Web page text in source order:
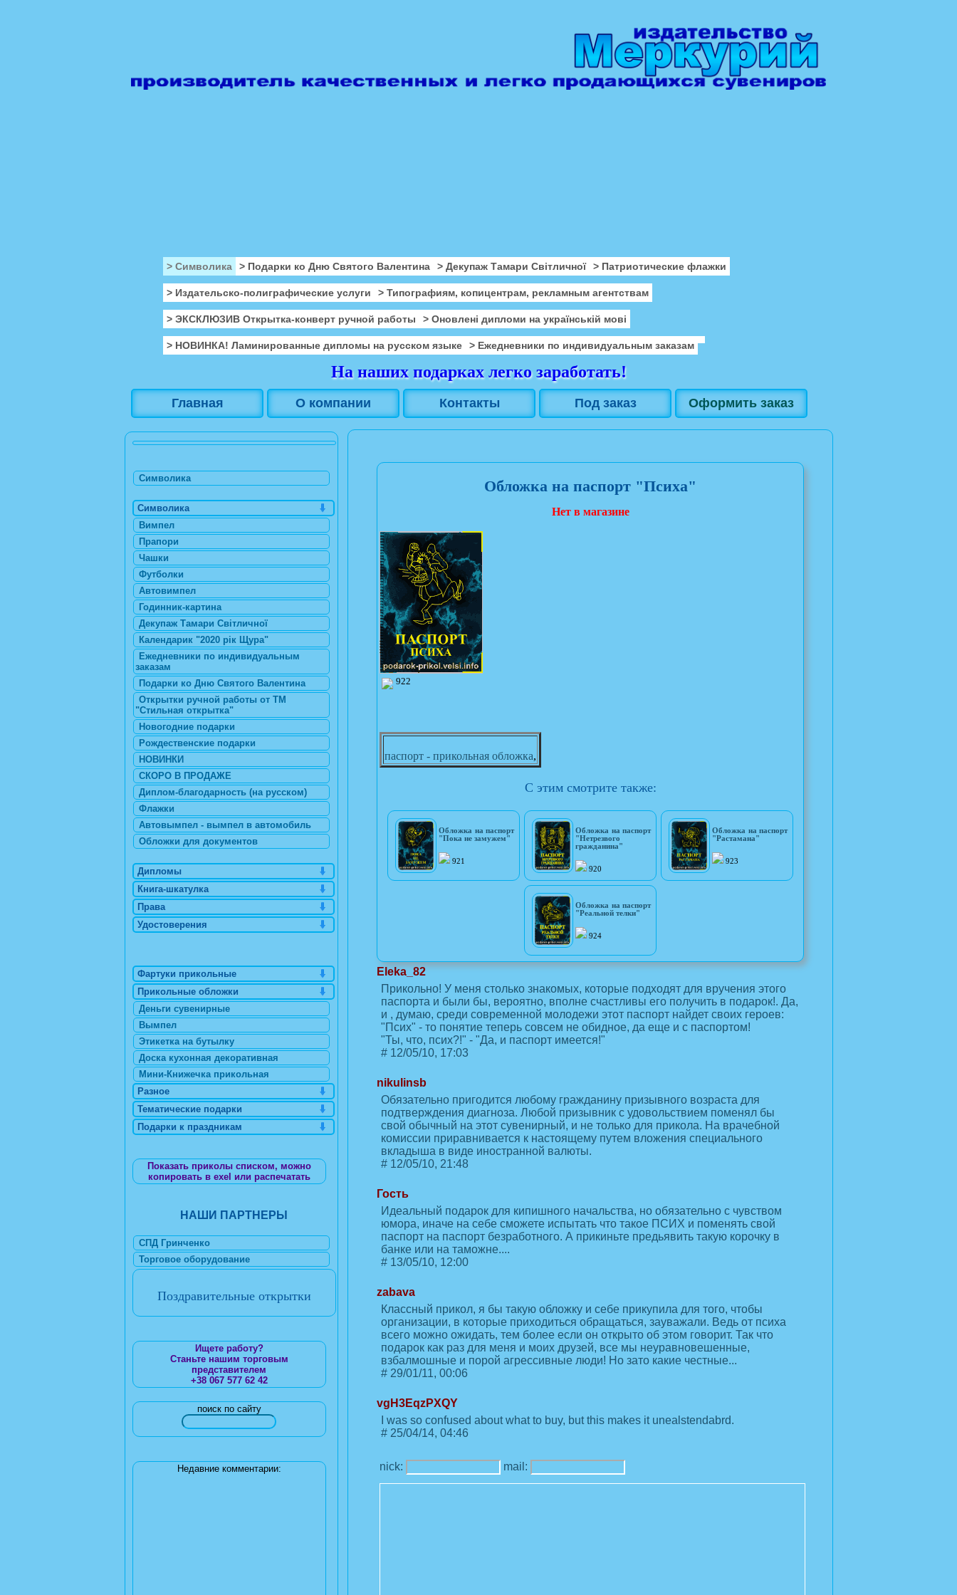
> Символика > Подарки ко Дню Святого Валентина > Декупаж Тамари Світличної > Патриотические флажки
> Издательско-полиграфические услуги > Типографиям, копицентрам, рекламным агентствам
> ЭКСКЛЮЗИВ Открытка-конверт ручной работы > Оновлені дипломи на українській мові
> НОВИНКА! Ламинированные дипломы на русском языке > Ежедневники по индивидуальным заказам
На наших подарках легко заработать!
Главная О компании Контакты Под заказ Оформить заказ
Обложка на паспорт "Психа"
Нет в магазине
922
паспорт - прикольная обложка,
С этим смотрите также:
Обложка на паспорт
"Пока не замужем"
921
Обложка на паспорт
"Нетрезвого
гражданина"
920
Обложка на паспорт
"Растамана"
923
Обложка на паспорт
"Реальной телки"
924
Eleka_82
Прикольно! У меня столько знакомых, которые подходят для вручения этого
паспорта и были бы, вероятно, вполне счастливы его получить в подарок!. Да,
и , думаю, среди современной молодежи этот паспорт найдет своих героев:
"Псих" - то понятие теперь совсем не обидное, да еще и с паспортом!
"Ты, что, псих?!" - "Да, и паспорт имеется!"
# 12/05/10, 17:03
nikulinsb
Обязательно пригодится любому гражданину призывного возраста для
подтверждения диагноза. Любой призывник с удовольствием поменял бы
свой обычный на этот сувенирный, и не только для прикола. На врачебной
комиссии приравнивается к настоящему путем вложения специального
вкладыша в виде иностранной валюты.
# 12/05/10, 21:48
Гость
Идеальный подарок для кипишного начальства, но обязательно с чувством
юмора, иначе на себе сможете испытать что такое ПСИХ и поменять свой
паспорт на паспорт безработного. А прикиньте предьявить такую корочку в
банке или на таможне....
# 13/05/10, 12:00
zabava
Классный прикол, я бы такую обложку и себе прикупила для того, чтобы
организации, в которые приходиться обращаться, зауважали. Ведь от психа
всего можно ожидать, тем более если он открыто об этом говорит. Так что
подарок как раз для меня и моих друзей, все мы неуравновешенные,
взбалмошные и порой агрессивные люди! Но зато какие честные...
# 29/01/11, 00:06
vgH3EqzPXQY
I was so confused about what to buy, but this makes it unealstendabrd.
# 25/04/14, 04:46
nick: mail:
Символика
Символика
Вимпел
Прапори
Чашки
Футболки
Автовимпел
Годинник-картина
Декупаж Тамари Світличної
Календарик "2020 рік Щура"
Ежедневники по индивидуальным
заказам
Подарки ко Дню Святого Валентина
Открытки ручной работы от ТМ
"Стильная открытка"
Новогодние подарки
Рождественские подарки
НОВИНКИ
СКОРО В ПРОДАЖЕ
Диплом-благодарность (на русском)
Флажки
Автовымпел - вымпел в автомобиль
Обложки для документов
Дипломы
Книга-шкатулка
Права
Удостоверения
Фартуки прикольные
Прикольные обложки
Деньги сувенирные
Вымпел
Этикетка на бутылку
Доска кухонная декоративная
Мини-Книжечка прикольная
Разное
Тематические подарки
Подарки к праздникам
Показать приколы списком, можно
копировать в exel или распечатать
НАШИ ПАРТНЕРЫ
СПД Гринченко
Торговое оборудование
Поздравительные открытки
Ищете работу?
Станьте нашим торговым
представителем
+38 067 577 62 42
поиск по сайту
Недавние комментарии: